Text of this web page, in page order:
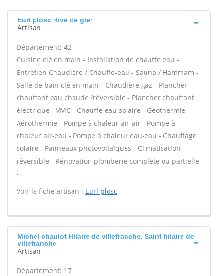
Eurl plosc Rive de gier
Artisan
Département: 42
Cuisine clé en main - Installation de chauffe eau -
Entretien Chaudière / Chauffe-eau - Sauna / Hammam -
Salle de bain clé en main - Chaudière gaz - Plancher
chauffant eau chaude /réversible - Plancher chauffant
électrique - VMC - Chauffe eau solaire - Géothermie -
Aérothermie - Pompe à chaleur air-air - Pompe à
chaleur air-eau - Pompe à chaleur eau-eau - Chauffage
solaire - Panneaux photovoltaïques - Climatisation
réversible - Rénovation plomberie complète ou partielle
-
Voir la fiche artisan : Eurl plosc
Michel chaulot Hilaire de villefranche, Saint hilaire de
villefranche
Artisan
Département: 17